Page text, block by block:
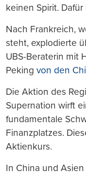
keinen Spirit.
Nach Frankreich,
steht, explodierte
UBS-Beraterin mit
Peking von den
Die Aktion des
Supernation wirft
fundamentale
Finanzplatzes.
Aktienkurs.
In China und